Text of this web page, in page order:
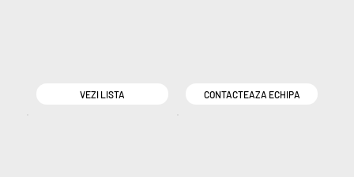
VEZI LISTA CONTACTEAZA ECHIPA